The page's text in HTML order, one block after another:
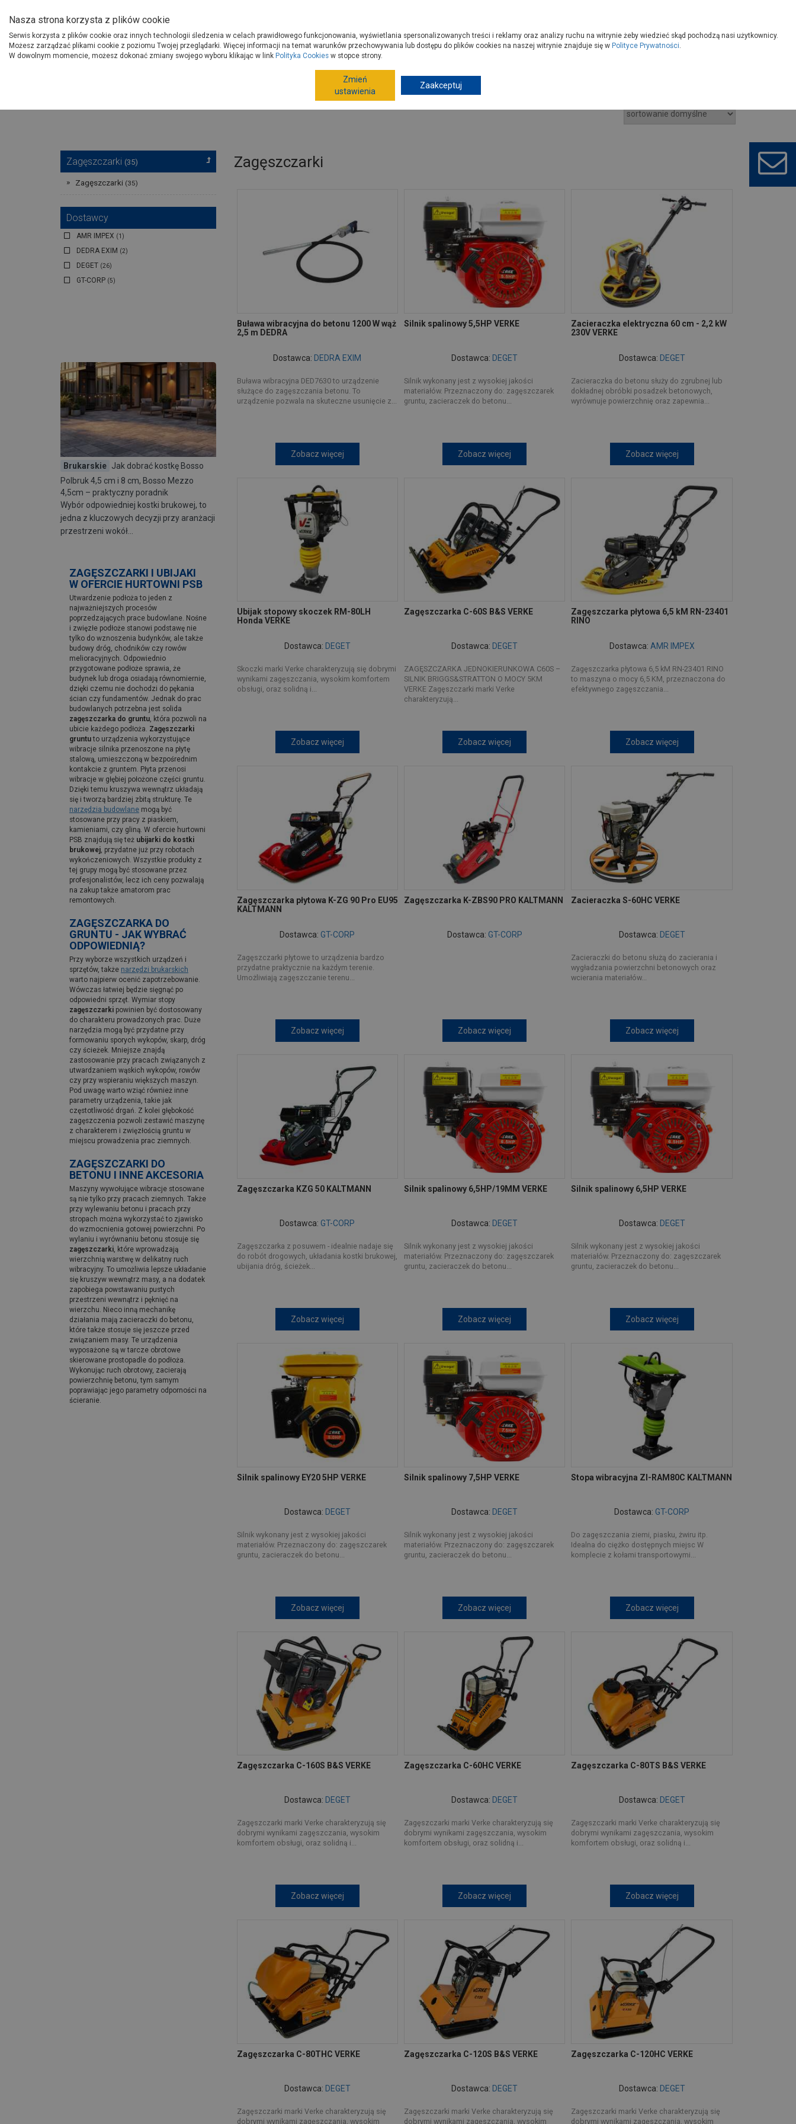
Produkty
O Grupie PSB
Gdzie kupisz Porady
Narzędzia budowlane Zagęszczarki
Zagęszczarki (35)
Zagęszczarki (35)
Dostawcy
AMR IMPEX (1)
DEDRA EXIM (2)
DEGET (26)
GT-CORP (5)
Brukarskie Jak dobrać kostkę Bosso
Polbruk 4,5 cm i 8 cm, Bosso Mezzo
4,5cm – praktyczny poradnik
Wybór odpowiedniej kostki brukowej, to
jedna z kluczowych decyzji przy aranżacji
przestrzeni wokół…
ZAGĘSZCZARKI I UBIJAKI
W OFERCIE HURTOWNI PSB
Utwardzenie podłoża to jeden z
najważniejszych procesów
poprzedzających prace budowlane. Nośne
i zwięzłe podłoże stanowi podstawę nie
tylko do wznoszenia budynków, ale także
budowy dróg, chodników czy rowów
melioracyjnych. Odpowiednio
przygotowane podłoże sprawia, że
budynek lub droga osiadają równomiernie,
dzięki czemu nie dochodzi do pękania
ścian czy fundamentów. Jednak do prac
budowlanych potrzebna jest solida
zagęszczarka do gruntu, która pozwoli na
ubicie każdego podłoża. Zagęszczarki
gruntuto urządzenia wykorzystujące
wibracje silnika przenoszone na płytę
stalową, umieszczoną w bezpośrednim
kontakcie z gruntem. Płyta przenosi
wibracje w głębiej położone części gruntu.
Dzięki temu kruszywa wewnątrz układają
się i tworzą bardziej zbitą strukturę. Te
narzędzia budowlane mogą być
stosowane przy pracy z piaskiem,
kamieniami, czy gliną. W ofercie hurtowni
PSB znajdują się też ubijarki do kostki
brukowej, przydatne już przy robotach
wykończeniowych. Wszystkie produkty z
tej grupy mogą być stosowane przez
profesjonalistów, lecz ich ceny pozwalają
na zakup także amatorom prac
remontowych.
ZAGĘSZCZARKA DO
GRUNTU - JAK WYBRAĆ
ODPOWIEDNIĄ?
Przy wyborze wszystkich urządzeń i
sprzętów, także narzędzi brukarskich
warto najpierw ocenić zapotrzebowanie.
Wówczas łatwiej będzie sięgnąć po
odpowiedni sprzęt. Wymiar stopy
zagęszczarki powinien być dostosowany
do charakteru prowadzonych prac. Duże
narzędzia mogą być przydatne przy
formowaniu sporych wykopów, skarp, dróg
czy ścieżek. Mniejsze znajdą
zastosowanie przy pracach związanych z
utwardzaniem wąskich wykopów, rowów
czy przy wspieraniu większych maszyn.
Pod uwagę warto wziąć również inne
parametry urządzenia, takie jak
częstotliwość drgań. Z kolei głębokość
zagęszczenia pozwoli zestawić maszynę
z charakterem i zwięzłością gruntu w
miejscu prowadzenia prac ziemnych.
ZAGĘSZCZARKI DO
BETONU I INNE AKCESORIA
Maszyny wywołujące wibracje stosowane
są nie tylko przy pracach ziemnych. Także
przy wylewaniu betonu i pracach przy
stropach można wykorzystać to zjawisko
do wzmocnienia gotowej powierzchni. Po
wylaniu i wyrównaniu betonu stosuje się
zagęszczarki, które wprowadzają
wierzchnią warstwę w delikatny ruch
wibracyjny. To umożliwia lepsze układanie
się kruszyw wewnątrz masy, a na dodatek
zapobiega powstawaniu pustych
przestrzeni wewnątrz i pęknięć na
wierzchu. Nieco inną mechanikę
działania mają zacieraczki do betonu,
które także stosuje się jeszcze przed
związaniem masy. Te urządzenia
wyposażone są w tarcze obrotowe
skierowane prostopadle do podłoża.
Wykonując ruch obrotowy, zacierają
powierzchnię betonu, tym samym
poprawiając jego parametry odporności na
ścieranie.
Zagęszczarki
Buława wibracyjna do betonu 1200 W wąż
2,5 m DEDRA
Dostawca: DEDRA EXIM
Buława wibracyjna DED7630 to urządzenie
służące do zagęszczania betonu. To
urządzenie pozwala na skuteczne usunięcie z...
Zobacz więcej
Silnik spalinowy 5,5HP VERKE
Dostawca: DEGET
Silnik wykonany jest z wysokiej jakości
materiałów. Przeznaczony do: zagęszczarek
gruntu, zacieraczek do betonu...
Zobacz więcej
Zacieraczka elektryczna 60 cm - 2,2 kW
230V VERKE
Dostawca: DEGET
Zacieraczka do betonu służy do zgrubnej lub
dokładnej obróbki posadzek betonowych,
wyrównuje powierzchnię oraz zapewnia...
Zobacz więcej
Ubijak stopowy skoczek RM-80LH
Honda VERKE
Dostawca: DEGET
Skoczki marki Verke charakteryzują się dobrymi
wynikami zagęszczania, wysokim komfortem
obsługi, oraz solidną i...
Zobacz więcej
Zagęszczarka C-60S B&S VERKE
Dostawca: DEGET
ZAGĘSZCZARKA JEDNOKIERUNKOWA C60S –
SILNIK BRIGGS&STRATTON O MOCY 5KM
VERKE Zagęszczarki marki Verke
charakteryzują...
Zobacz więcej
Zagęszczarka płytowa 6,5 kM RN-23401
RINO
Dostawca: AMR IMPEX
Zagęszczarka płytowa 6,5 kM RN-23401 RINO
to maszyna o mocy 6,5 KM, przeznaczona do
efektywnego zagęszczania...
Zobacz więcej
Zagęszczarka płytowa K-ZG 90 Pro EU95
KALTMANN
Dostawca: GT-CORP
Zagęszczarki płytowe to urządzenia bardzo
przydatne praktycznie na każdym terenie.
Umożliwiają zagęszczanie terenu...
Zobacz więcej
Zagęszczarka K-ZBS90 PRO KALTMANN
Dostawca: GT-CORP
Zobacz więcej
Zacieraczka S-60HC VERKE
Dostawca: DEGET
Zacieraczki do betonu służą do zacierania i
wygładzania powierzchni betonowych oraz
wcierania materiałów...
Zobacz więcej
Zagęszczarka KZG 50 KALTMANN
Dostawca: GT-CORP
Zagęszczarka z posuwem - idealnie nadaje się
do robót drogowych, układania kostki brukowej,
ubijania dróg, ścieżek...
Zobacz więcej
Silnik spalinowy 6,5HP/19MM VERKE
Dostawca: DEGET
Silnik wykonany jest z wysokiej jakości
materiałów. Przeznaczony do: zagęszczarek
gruntu, zacieraczek do betonu...
Zobacz więcej
Silnik spalinowy 6,5HP VERKE
Dostawca: DEGET
Silnik wykonany jest z wysokiej jakości
materiałów. Przeznaczony do: zagęszczarek
gruntu, zacieraczek do betonu...
Zobacz więcej
Silnik spalinowy EY20 5HP VERKE
Dostawca: DEGET
Silnik wykonany jest z wysokiej jakości
materiałów. Przeznaczony do: zagęszczarek
gruntu, zacieraczek do betonu...
Zobacz więcej
Silnik spalinowy 7,5HP VERKE
Dostawca: DEGET
Silnik wykonany jest z wysokiej jakości
materiałów. Przeznaczony do: zagęszczarek
gruntu, zacieraczek do betonu...
Zobacz więcej
Stopa wibracyjna ZI-RAM80C KALTMANN
Dostawca: GT-CORP
Do zagęszczania ziemi, piasku, żwiru itp.
Idealna do ciężko dostępnych miejsc W
komplecie z kołami transportowymi...
Zobacz więcej
Zagęszczarka C-160S B&S VERKE
Dostawca: DEGET
Zagęszczarki marki Verke charakteryzują się
dobrymi wynikami zagęszczania, wysokim
komfortem obsługi, oraz solidną i...
Zobacz więcej
Zagęszczarka C-60HC VERKE
Dostawca: DEGET
Zagęszczarki marki Verke charakteryzują się
dobrymi wynikami zagęszczania, wysokim
komfortem obsługi, oraz solidną i...
Zobacz więcej
Zagęszczarka C-80TS B&S VERKE
Dostawca: DEGET
Zagęszczarki marki Verke charakteryzują się
dobrymi wynikami zagęszczania, wysokim
komfortem obsługi, oraz solidną i...
Zobacz więcej
Zagęszczarka C-80THC VERKE
Dostawca: DEGET
Zagęszczarki marki Verke charakteryzują się
dobrymi wynikami zagęszczania, wysokim
Zagęszczarka C-120S B&S VERKE
Dostawca: DEGET
Zagęszczarki marki Verke charakteryzują się
dobrymi wynikami zagęszczania, wysokim
Zagęszczarka C-120HC VERKE
Dostawca: DEGET
Zagęszczarki marki Verke charakteryzują się
dobrymi wynikami zagęszczania, wysokim
Nasza strona korzysta z plików cookie
Serwis korzysta z plików cookie oraz innych technologii śledzenia w celach prawidłowego funkcjonowania, wyświetlania spersonalizowanych treści i reklamy oraz analizy ruchu na witrynie żeby wiedzieć skąd pochodzą nasi użytkownicy.
Możesz zarządzać plikami cookie z poziomu Twojej przeglądarki. Więcej informacji na temat warunków przechowywania lub dostępu do plików cookies na naszej witrynie znajduje się w Polityce Prywatności.
W dowolnym momencie, możesz dokonać zmiany swojego wyboru klikając w link Polityka Cookies w stopce strony.
Zmień
ustawienia
Zaakceptuj